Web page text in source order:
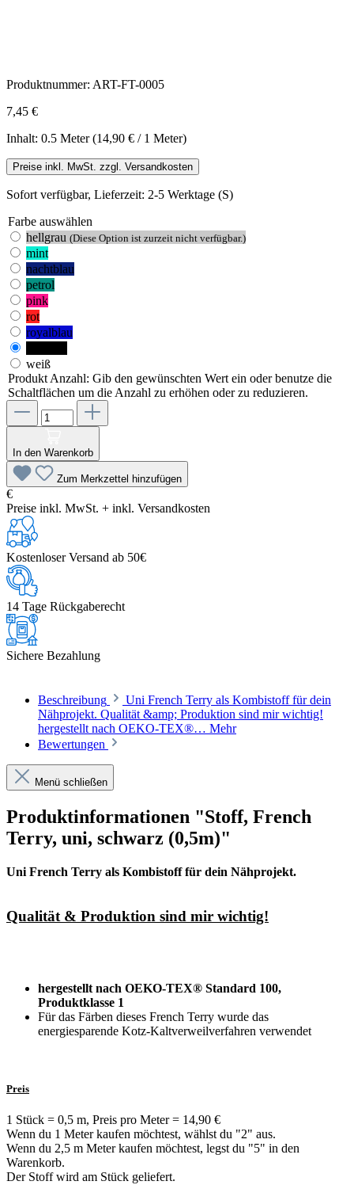
Produktnummer: ART-FT-0005
7,45 €
Inhalt: 0.5 Meter(14,90 € / 1 Meter)
Preise inkl. MwSt. zzgl. Versandkosten
Sofort verfügbar, Lieferzeit: 2-5 Werktage (S)
Farbe auswählen
hellgrau (Diese Option ist zurzeit nicht verfügbar.)
mint
nachtblau
petrol
pink
rot
royalblau
weiß
Produkt Anzahl: Gib den gewünschten Wert ein oder benutze die
Schaltflächen um die Anzahl zu erhöhen oder zu reduzieren.
In den Warenkorb
Zum Merkzettel hinzufügen
€
Preise inkl. MwSt. + inkl. Versandkosten
Kostenloser Versand ab 50€
14 Tage Rückgaberecht
Sichere Bezahlung
Beschreibung
Uni French Terry als Kombistoff für dein
Nähprojekt. Qualität &amp; Produktion sind mir wichtig!
hergestellt nach OEKO-TEX®… Mehr
Bewertungen
Menü schließen
Produktinformationen "Stoff, French
Terry, uni, schwarz (0,5m)"
Uni French Terry als Kombistoff für dein Nähprojekt.
Qualität & Produktion sind mir wichtig!
hergestellt nach OEKO-TEX® Standard 100,
Produktklasse 1
Für das Färben dieses French Terry wurde das
energiesparende Kotz-Kaltverweilverfahren verwendet
Preis
1 Stück = 0,5 m, Preis pro Meter = 14,90 €
Wenn du 1 Meter kaufen möchtest, wählst du "2" aus.
Wenn du 2,5 m Meter kaufen möchtest, legst du "5" in den
Warenkorb.
Der Stoff wird am Stück geliefert.